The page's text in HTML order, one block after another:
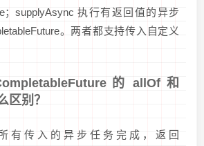
；supplyAsync 执行有返回值的异步
。两者都支持传入自定义
的 allOf 和
区别？
有传入的异步任务完成，返回